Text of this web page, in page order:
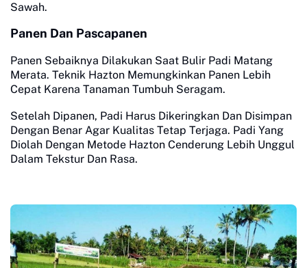
Sawah.
Panen Dan Pascapanen
Panen Sebaiknya Dilakukan Saat Bulir Padi Matang
Merata. Teknik Hazton Memungkinkan Panen Lebih
Cepat Karena Tanaman Tumbuh Seragam.
Setelah Dipanen, Padi Harus Dikeringkan Dan Disimpan
Dengan Benar Agar Kualitas Tetap Terjaga. Padi Yang
Diolah Dengan Metode Hazton Cenderung Lebih Unggul
Dalam Tekstur Dan Rasa.